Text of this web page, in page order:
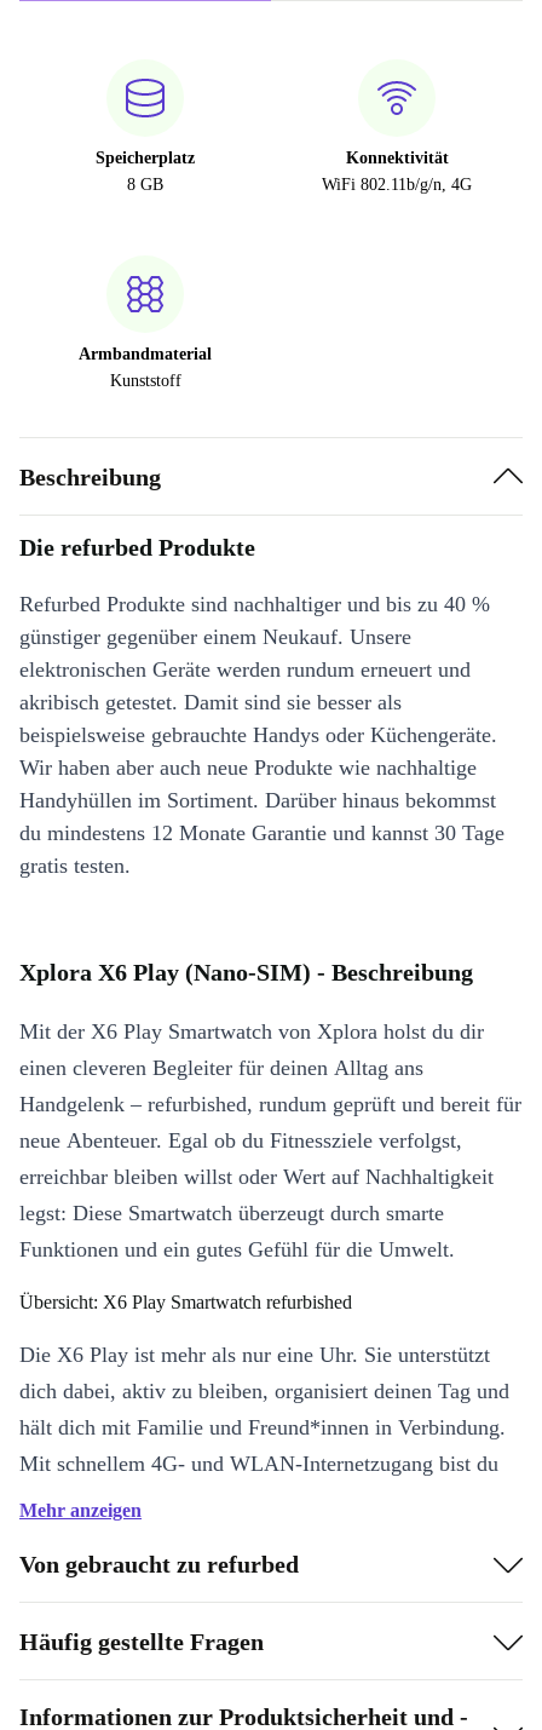
Speicherplatz
8 GB
Konnektivität
WiFi 802.11b/g/n, 4G
Armbandmaterial
Kunststoff
Beschreibung
Die refurbed Produkte
Refurbed Produkte sind nachhaltiger und bis zu 40 %
günstiger gegenüber einem Neukauf. Unsere
elektronischen Geräte werden rundum erneuert und
akribisch getestet. Damit sind sie besser als
beispielsweise gebrauchte Handys oder Küchengeräte.
Wir haben aber auch neue Produkte wie nachhaltige
Handyhüllen im Sortiment. Darüber hinaus bekommst
du mindestens 12 Monate Garantie und kannst 30 Tage
gratis testen.
Xplora X6 Play (Nano-SIM) - Beschreibung
Mit der X6 Play Smartwatch von Xplora holst du dir
einen cleveren Begleiter für deinen Alltag ans
Handgelenk – refurbished, rundum geprüft und bereit für
neue Abenteuer. Egal ob du Fitnessziele verfolgst,
erreichbar bleiben willst oder Wert auf Nachhaltigkeit
legst: Diese Smartwatch überzeugt durch smarte
Funktionen und ein gutes Gefühl für die Umwelt.
Übersicht: X6 Play Smartwatch refurbished
Die X6 Play ist mehr als nur eine Uhr. Sie unterstützt
dich dabei, aktiv zu bleiben, organisiert deinen Tag und
hält dich mit Familie und Freund*innen in Verbindung.
Mit schnellem 4G- und WLAN-Internetzugang bist du
flexibel unterwegs und profitierst von smarten Sensoren,
Anzeigen und eine intuitive Bedienung.
Mehr anzeigen
Von gebraucht zu refurbed
Häufig gestellte Fragen
Informationen zur Produktsicherheit und -